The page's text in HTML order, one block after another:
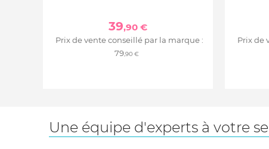
39,90 €
Prix de vente conseillé par la marque :
79,90 €
Prix de
Une équipe d'experts à votre